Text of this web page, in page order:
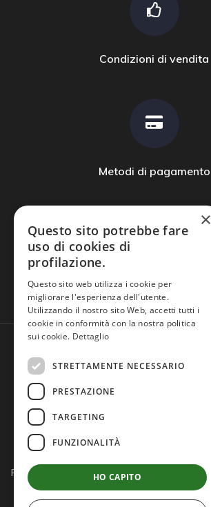
Condizioni di vendita
Metodi di pagamento
Domande frequenti
Privacy policy Cookie policy Note legali
×
Questo sito potrebbe fare
uso di cookies di
profilazione.
Questo sito web utilizza i cookie per
migliorare l'esperienza dell'utente.
Utilizzando il nostro sito Web, accetti tutti i
cookie in conformità con la nostra politica
sui cookie. Dettaglio
STRETTAMENTE NECESSARIO
PRESTAZIONE
TARGETING
FUNZIONALITÀ
HO CAPITO